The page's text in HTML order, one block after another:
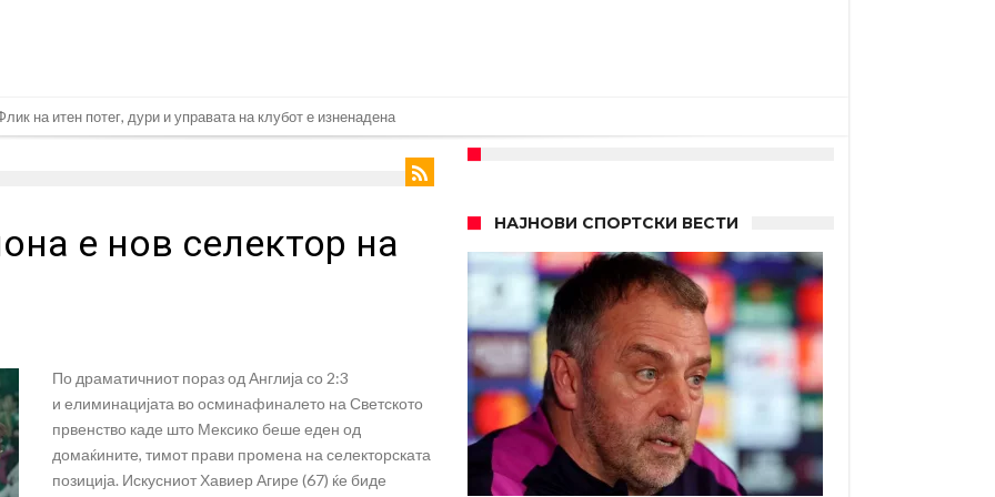
трансфер на Родри
брутално го понижи Ференцварош по натпреварот
ја носи сензацијата од СП
какво што не е видено од 2010 година?
а потоа градоначалникот го остави без зборови
го спореди Алварез со Гризман
по нов играч за врска
е нов селектор на
По драматичниот пораз од Англија со 2:3
и елиминацијата во осминафиналето на Светското
првенство каде што Мексико беше еден од
домаќините, тимот прави промена на селекторската
позиција. Искусниот Хавиер Агире (67) ќе биде
НАЈНОВИ СПОРТСКИ ВЕСТИ